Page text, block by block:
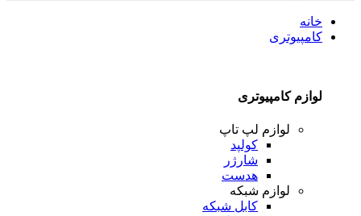
خانه
کامپیوتری
لوازم کامپیوتری
لوازم لپ تاپ
کولپد
شارژر
هدست
لوازم شبکه
کابل شبکه